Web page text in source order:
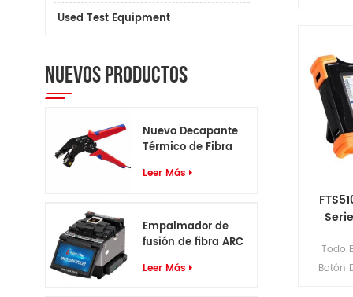
Used Test Equipment
NUEVOS PRODUCTOS
Nuevo Decapante
Térmico de Fibra
Leer Más
Empalmador de
fusión de fibra ARC
motores
Leer Más
agua,
mayor
Todo
Botón